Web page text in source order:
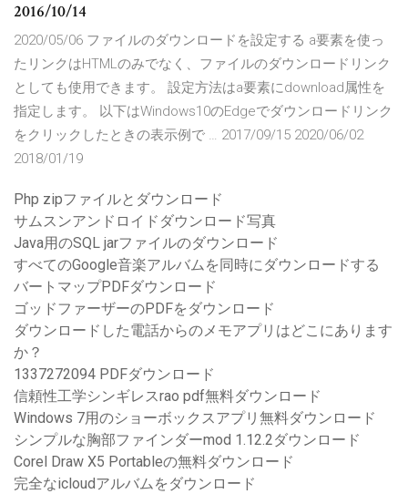
2016/10/14
2020/05/06 ファイルのダウンロードを設定する a要素を使っ
たリンクはHTMLのみでなく、ファイルのダウンロードリンク
としても使用できます。 設定方法はa要素にdownload属性を
指定します。 以下はWindows10のEdgeでダウンロードリンク
をクリックしたときの表示例で … 2017/09/15 2020/06/02
2018/01/19
Php zipファイルとダウンロード
サムスンアンドロイドダウンロード写真
Java用のSQL jarファイルのダウンロード
すべてのGoogle音楽アルバムを同時にダウンロードする
バートマップPDFダウンロード
ゴッドファーザーのPDFをダウンロード
ダウンロードした電話からのメモアプリはどこにあります
か？
1337272094 PDFダウンロード
信頼性工学シンギレスrao pdf無料ダウンロード
Windows 7用のショーボックスアプリ無料ダウンロード
シンプルな胸部ファインダーmod 1.12.2ダウンロード
Corel Draw X5 Portableの無料ダウンロード
完全なicloudアルバムをダウンロード